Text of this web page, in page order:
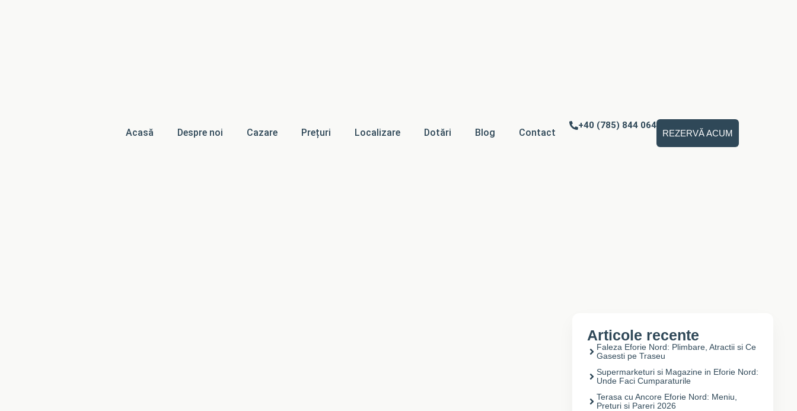
Acasă Despre noi Cazare Prețuri Localizare Dotări Blog Contact
+40 (785) 844 064
REZERVĂ ACUM
Articole recente
Faleza Eforie Nord: Plimbare, Atractii si Ce
Gasesti pe Traseu
Supermarketuri si Magazine in Eforie Nord:
Unde Faci Cumparaturile
Terasa cu Ancore Eforie Nord: Meniu,
Preturi si Pareri 2026